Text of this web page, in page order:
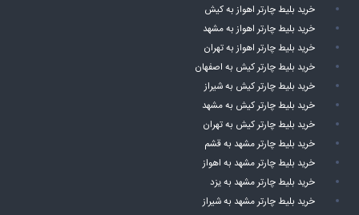
خرید بلیط چارتر اهواز به کیش
خرید بلیط چارتر اهواز به مشهد
خرید بلیط چارتر اهواز به تهران
خرید بلیط چارتر کیش به اصفهان
خرید بلیط چارتر کیش به شیراز
خرید بلیط چارتر کیش به مشهد
خرید بلیط چارتر کیش به تهران
خرید بلیط چارتر مشهد به قشم
خرید بلیط چارتر مشهد به اهواز
خرید بلیط چارتر مشهد به یزد
خرید بلیط چارتر مشهد به شیراز